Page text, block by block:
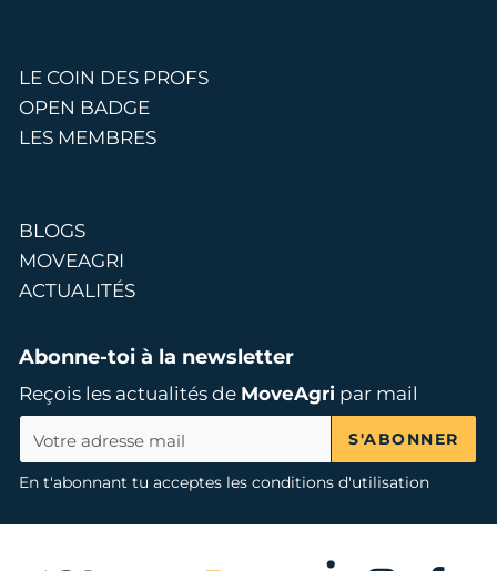
LE COIN DES PROFS
OPEN BADGE
LES MEMBRES
BLOGS
MOVEAGRI
ACTUALITÉS
Abonne-toi à la newsletter
Reçois les actualités de MoveAgripar mail
S'ABONNER
En t'abonnant tu acceptes les conditions d'utilisation